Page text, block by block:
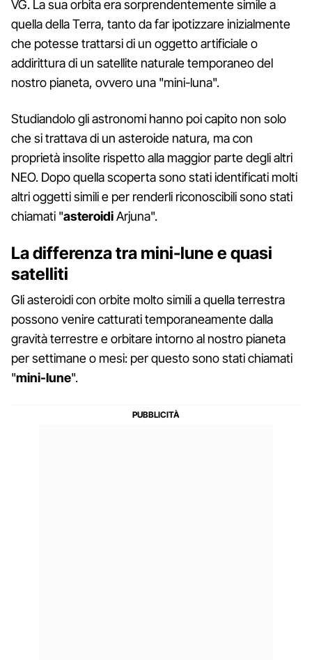
VG. La sua orbita era sorprendentemente simile a
quella della Terra, tanto da far ipotizzare inizialmente
che potesse trattarsi di un oggetto artificiale o
addirittura di un satellite naturale temporaneo del
nostro pianeta, ovvero una "mini-luna".
Studiandolo gli astronomi hanno poi capito non solo
che si trattava di un asteroide natura, ma con
proprietà insolite rispetto alla maggior parte degli altri
NEO. Dopo quella scoperta sono stati identificati molti
altri oggetti simili e per renderli riconoscibili sono stati
chiamati "asteroidiArjuna".
La differenza tra mini-lune e quasi
satelliti
Gli asteroidi con orbite molto simili a quella terrestra
possono venire catturati temporaneamente dalla
gravità terrestre e orbitare intorno al nostro pianeta
per settimane o mesi: per questo sono stati chiamati
"mini-lune".